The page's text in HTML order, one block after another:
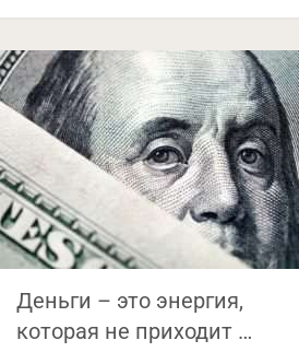
Деньги – это энергия,
которая не приходит …